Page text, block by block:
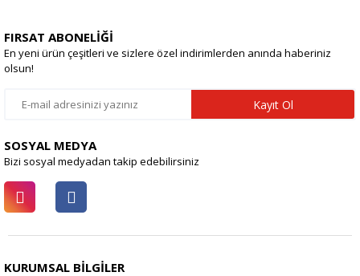
FIRSAT ABONELİĞİ
En yeni ürün çeşitleri ve sizlere özel indirimlerden anında haberiniz
olsun!
Kayıt Ol
SOSYAL MEDYA
Bizi sosyal medyadan takip edebilirsiniz
KURUMSAL BİLGİLER